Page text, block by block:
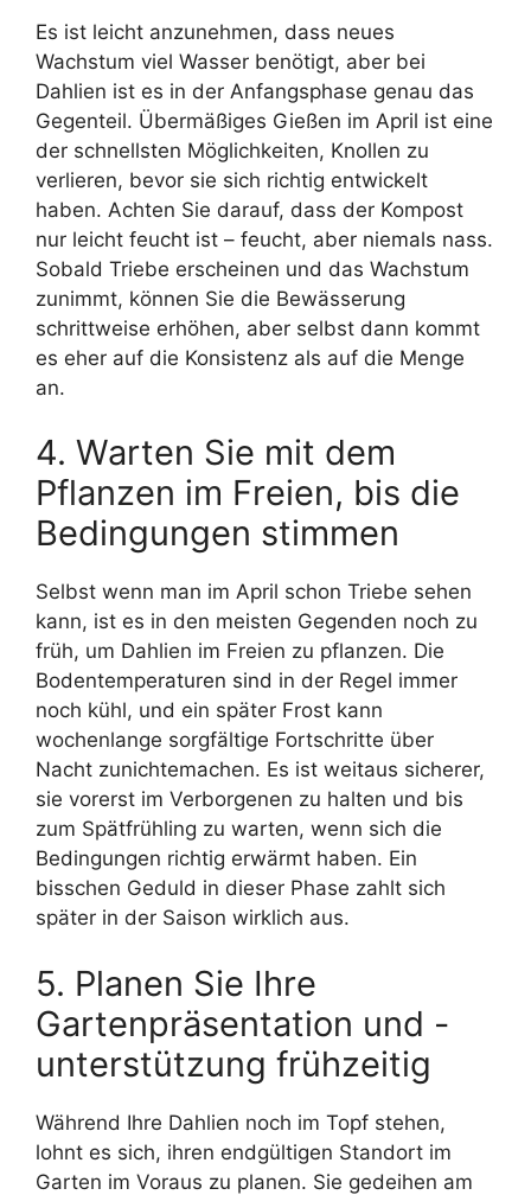
Es ist leicht anzunehmen, dass neues
Wachstum viel Wasser benötigt, aber bei
Dahlien ist es in der Anfangsphase genau das
Gegenteil. Übermäßiges Gießen im April ist eine
der schnellsten Möglichkeiten, Knollen zu
verlieren, bevor sie sich richtig entwickelt
haben. Achten Sie darauf, dass der Kompost
nur leicht feucht ist – feucht, aber niemals nass.
Sobald Triebe erscheinen und das Wachstum
zunimmt, können Sie die Bewässerung
schrittweise erhöhen, aber selbst dann kommt
es eher auf die Konsistenz als auf die Menge
an.
4. Warten Sie mit dem
Pflanzen im Freien, bis die
Bedingungen stimmen
Selbst wenn man im April schon Triebe sehen
kann, ist es in den meisten Gegenden noch zu
früh, um Dahlien im Freien zu pflanzen. Die
Bodentemperaturen sind in der Regel immer
noch kühl, und ein später Frost kann
wochenlange sorgfältige Fortschritte über
Nacht zunichtemachen. Es ist weitaus sicherer,
sie vorerst im Verborgenen zu halten und bis
zum Spätfrühling zu warten, wenn sich die
Bedingungen richtig erwärmt haben. Ein
bisschen Geduld in dieser Phase zahlt sich
später in der Saison wirklich aus.
5. Planen Sie Ihre
Gartenpräsentation und -
unterstützung frühzeitig
Während Ihre Dahlien noch im Topf stehen,
lohnt es sich, ihren endgültigen Standort im
Garten im Voraus zu planen. Sie gedeihen am